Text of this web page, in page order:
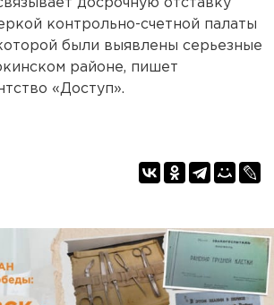
досрочную отставку
контрольно-счетной палаты
были выявлены серьезные
районе, пишет
«Доступ».